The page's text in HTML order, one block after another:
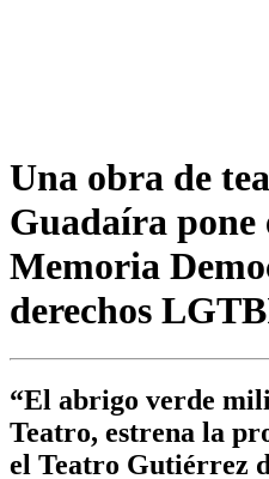
Una obra de
Guadaíra pone
Memoria
derechos
“El abrigo verde
Teatro, estrena la
el Teatro Gutiérrez